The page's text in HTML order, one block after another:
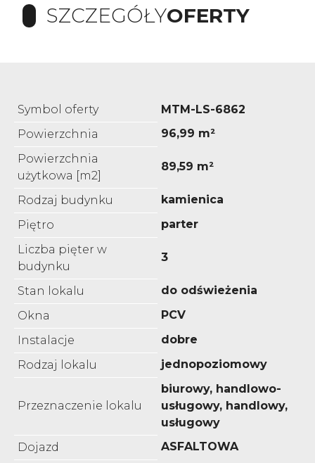
SZCZEGÓŁYOFERTY
Symbol oferty
MTM-LS-6862
Powierzchnia
96,99 m²
Powierzchnia
użytkowa [m2]
89,59 m²
Rodzaj budynku
kamienica
Piętro
parter
Liczba pięter w
budynku
3
Stan lokalu
do odświeżenia
Okna
PCV
Instalacje
dobre
Rodzaj lokalu
jednopoziomowy
Przeznaczenie lokalu
biurowy, handlowo-
usługowy, handlowy,
usługowy
Dojazd
ASFALTOWA